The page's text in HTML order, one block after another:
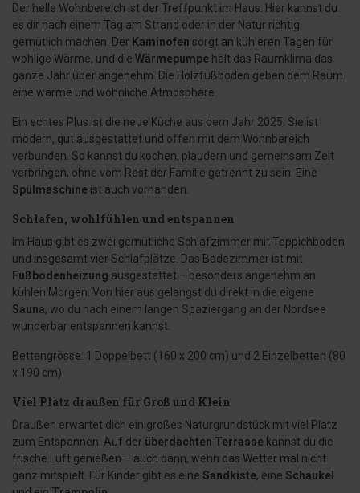
Der helle Wohnbereich ist der Treffpunkt im Haus. Hier kannst du
es dir nach einem Tag am Strand oder in der Natur richtig
gemütlich machen. Der Kaminofen sorgt an kühleren Tagen für
wohlige Wärme, und die Wärmepumpe hält das Raumklima das
ganze Jahr über angenehm. Die Holzfußböden geben dem Raum
eine warme und wohnliche Atmosphäre.
Ein echtes Plus ist die neue Küche aus dem Jahr 2025. Sie ist
modern, gut ausgestattet und offen mit dem Wohnbereich
verbunden. So kannst du kochen, plaudern und gemeinsam Zeit
verbringen, ohne vom Rest der Familie getrennt zu sein. Eine
Spülmaschine ist auch vorhanden.
Schlafen, wohlfühlen und entspannen
Im Haus gibt es zwei gemütliche Schlafzimmer mit Teppichboden
und insgesamt vier Schlafplätze. Das Badezimmer ist mit
Fußbodenheizung ausgestattet – besonders angenehm an
kühlen Morgen. Von hier aus gelangst du direkt in die eigene
Sauna, wo du nach einem langen Spaziergang an der Nordsee
wunderbar entspannen kannst.
Bettengrösse: 1 Doppelbett (160 x 200 cm) und 2 Einzelbetten (80
x 190 cm)
Viel Platz draußen für Groß und Klein
Draußen erwartet dich ein großes Naturgrundstück mit viel Platz
zum Entspannen. Auf der überdachten Terrasse kannst du die
frische Luft genießen – auch dann, wenn das Wetter mal nicht
ganz mitspielt. Für Kinder gibt es eine Sandkiste, eine Schaukel